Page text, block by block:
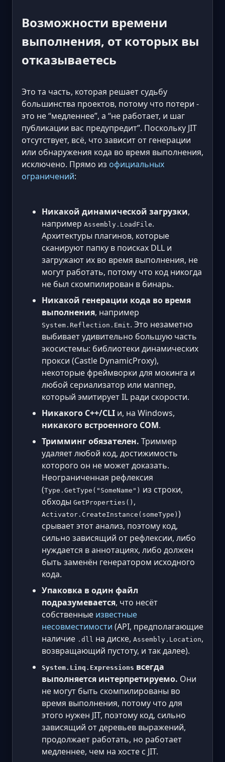
Возможности времени
выполнения, от которых вы
отказываетесь
Это та часть, которая решает судьбу
большинства проектов, потому что потери -
это не “медленнее”, а “не работает, и шаг
публикации вас предупредит”. Поскольку JIT
отсутствует, всё, что зависит от генерации
или обнаружения кода во время выполнения,
исключено. Прямо из официальных
ограничений:
Никакой динамической загрузки,
например Assembly.LoadFile.
Архитектуры плагинов, которые
сканируют папку в поисках DLL и
загружают их во время выполнения, не
могут работать, потому что код никогда
не был скомпилирован в бинарь.
Никакой генерации кода во время
выполнения, например
System.Reflection.Emit. Это незаметно
выбивает удивительно большую часть
экосистемы: библиотеки динамических
прокси (Castle DynamicProxy),
некоторые фреймворки для мокинга и
любой сериализатор или маппер,
который эмитирует IL ради скорости.
Никакого C++/CLI и, на Windows,
никакого встроенного COM.
Тримминг обязателен. Триммер
удаляет любой код, достижимость
которого он не может доказать.
Неограниченная рефлексия
(Type.GetType("SomeName") из строки,
обходы GetProperties() ,
Activator.CreateInstance(someType) )
срывает этот анализ, поэтому код,
сильно зависящий от рефлексии, либо
нуждается в аннотациях, либо должен
быть заменён генератором исходного
кода.
Упаковка в один файл
подразумевается, что несёт
собственные известные
несовместимости (API, предполагающие
наличие .dll на диске, Assembly.Location,
возвращающий пустоту, и так далее).
System.Linq.Expressions всегда
выполняется интерпретируемо. Они
не могут быть скомпилированы во
время выполнения, потому что для
этого нужен JIT, поэтому код, сильно
зависящий от деревьев выражений,
продолжает работать, но работает
медленнее, чем на хосте с JIT.